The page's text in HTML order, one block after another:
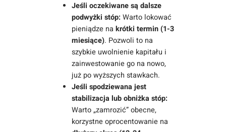
Jeśli oczekiwane są dalsze
podwyżki stóp: Warto lokować
pieniądze nakrótki termin (1-3
miesiące). Pozwoli to na
szybkie uwolnienie kapitału i
zainwestowanie go na nowo,
już po wyższych stawkach.
Jeśli spodziewana jest
stabilizacja lub obniżka stóp:
Warto „zamrozić” obecne,
korzystne oprocentowanie na